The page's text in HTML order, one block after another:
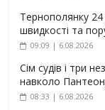
Тернополянку
швидкості та
09:09 | 6.08.2026
Сім судів і три
навколо
08:33 | 6.08.2026